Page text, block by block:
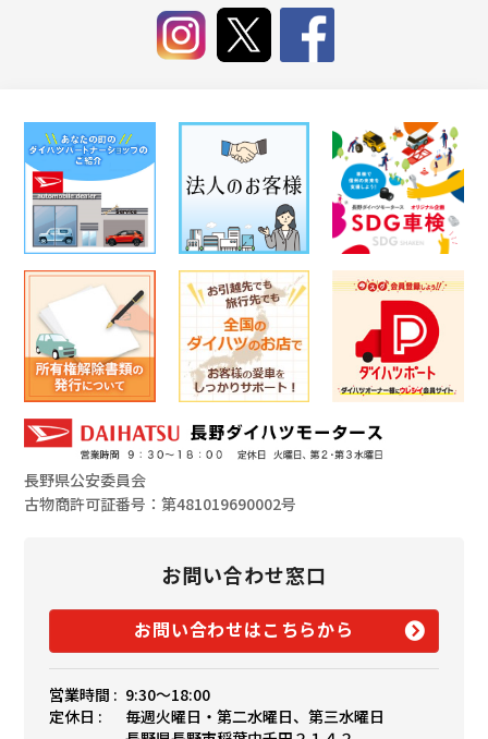
長野県公安委員会
古物商許可証番号：第481019690002号
お問い合わせ窓口
お問い合わせはこちらから
営業時間 : 9:30〜18:00
定休日 :
毎週火曜日・第二水曜日、第三水曜日